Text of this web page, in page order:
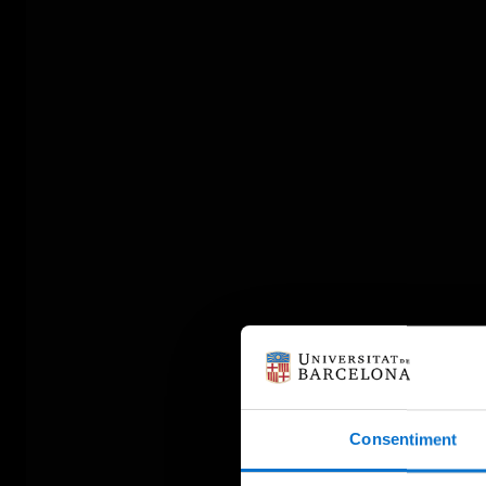
Consentiment